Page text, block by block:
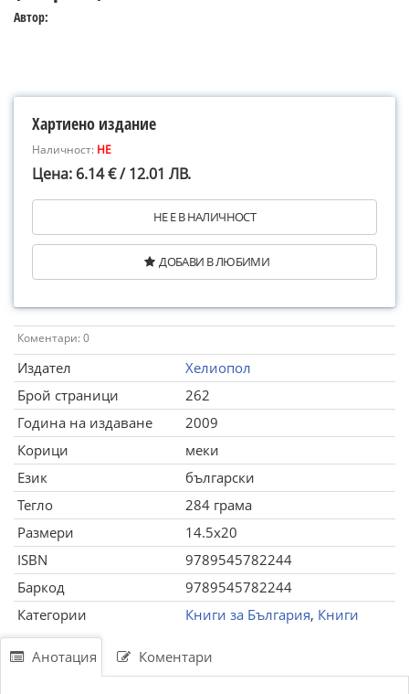
Автор:
Хартиено издание
Наличност: НЕ
Цена: 6.14 € / 12.01 ЛВ.
НЕ Е В НАЛИЧНОСТ
ДОБАВИ В ЛЮБИМИ
Коментари: 0
Издател
Хелиопол
Брой страници
262
Година на издаване
2009
Корици
меки
Език
български
Тегло
284 грама
Размери
14.5x20
ISBN
9789545782244
Баркод
9789545782244
Категории
Книги за България, Книги
Анотация Коментари